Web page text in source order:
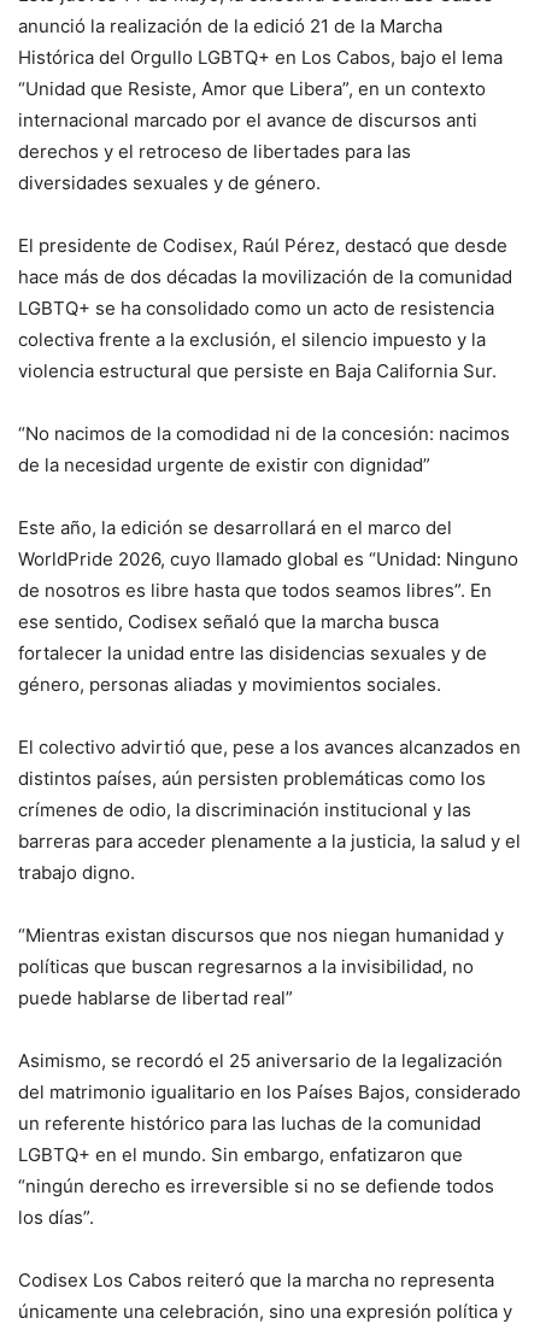
anunció la realización de la edició 21 de la Marcha
Histórica del Orgullo LGBTQ+ en Los Cabos, bajo el lema
“Unidad que Resiste, Amor que Libera”, en un contexto
internacional marcado por el avance de discursos anti
derechos y el retroceso de libertades para las
diversidades sexuales y de género.
El presidente de Codisex, Raúl Pérez, destacó que desde
hace más de dos décadas la movilización de la comunidad
LGBTQ+ se ha consolidado como un acto de resistencia
colectiva frente a la exclusión, el silencio impuesto y la
violencia estructural que persiste en Baja California Sur.
“No nacimos de la comodidad ni de la concesión: nacimos
de la necesidad urgente de existir con dignidad”
Este año, la edición se desarrollará en el marco del
WorldPride 2026, cuyo llamado global es “Unidad: Ninguno
de nosotros es libre hasta que todos seamos libres”. En
ese sentido, Codisex señaló que la marcha busca
fortalecer la unidad entre las disidencias sexuales y de
género, personas aliadas y movimientos sociales.
El colectivo advirtió que, pese a los avances alcanzados en
distintos países, aún persisten problemáticas como los
crímenes de odio, la discriminación institucional y las
barreras para acceder plenamente a la justicia, la salud y el
trabajo digno.
“Mientras existan discursos que nos niegan humanidad y
políticas que buscan regresarnos a la invisibilidad, no
puede hablarse de libertad real”
Asimismo, se recordó el 25 aniversario de la legalización
del matrimonio igualitario en los Países Bajos, considerado
un referente histórico para las luchas de la comunidad
LGBTQ+ en el mundo. Sin embargo, enfatizaron que
“ningún derecho es irreversible si no se defiende todos
los días”.
Codisex Los Cabos reiteró que la marcha no representa
únicamente una celebración, sino una expresión política y